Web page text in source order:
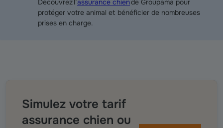
Découvrez l’assurance chiende Groupama pour
protéger votre animal et bénéficier de nombreuses
prises en charge.
Simulez votre tarif
assurance chien ou